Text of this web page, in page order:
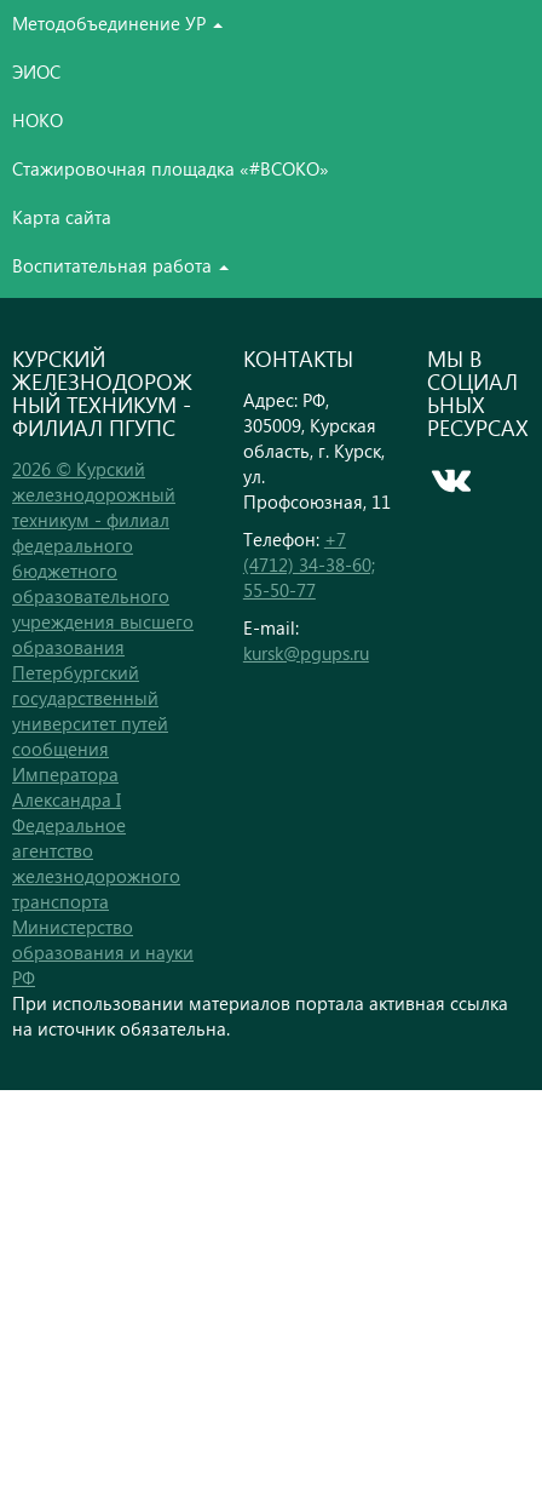
Методобъединение УР
ЭИОС
НОКО
Стажировочная площадка «#ВСОКО»
Карта сайта
Воспитательная работа
КУРСКИЙ
ЖЕЛЕЗНОДОРОЖ
НЫЙ ТЕХНИКУМ -
ФИЛИАЛ ПГУПС
2026 © Курский
железнодорожный
техникум - филиал
федерального
бюджетного
образовательного
учреждения высшего
образования
Петербургский
государственный
университет путей
сообщения
Императора
Александра I
Федеральное
агентство
железнодорожного
транспорта
Министерство
образования и науки
РФ
КОНТАКТЫ
Адрес: РФ,
305009, Курская
область, г. Курск,
ул.
Профсоюзная, 11
Телефон: +7
(4712) 34-38-60;
55-50-77
E-mail:
kursk@pgups.ru
МЫ В
СОЦИАЛ
ЬНЫХ
РЕСУРСАХ
При использовании материалов портала активная ссылка
на источник обязательна.